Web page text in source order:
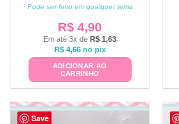
Avaliação5
Pode ser feito em qualquer tema
R$ 4,90
Em até 3x de R$ 1,63
R$4,66 no pix
ADICIONAR AO
CARRINHO
Save